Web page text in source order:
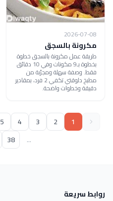
2026-07-08
مكرونة بالسجق
طريقة عمل مكرونة بالسجق خطوة
بخطوة بـ9 مكونات وفي 10 دقائق
فقط. وصفة سهلة ومجرّبة من
مطبخ دلوقتي تكفي 2 فرد، بمقادير
دقيقة وخطوات واضحة.
1
2
3
4
5
...
38
روابط سريعة